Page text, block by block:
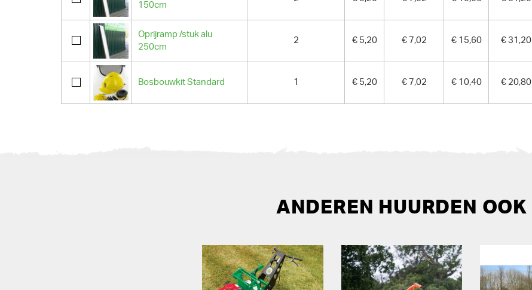
150cm
Oprijramp /stuk alu
250cm
2 € 5,20 € 7,02 € 15,60 € 31,20
Bosbouwkit Standard 1 € 5,20 € 7,02 € 10,40 € 20,80
ANDEREN HUURDEN OOK